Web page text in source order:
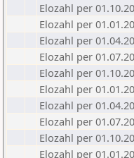
Elozahl per
Elozahl per
Elozahl per
Elozahl per
Elozahl per
Elozahl per
Elozahl per
Elozahl per
Elozahl per
Elozahl per